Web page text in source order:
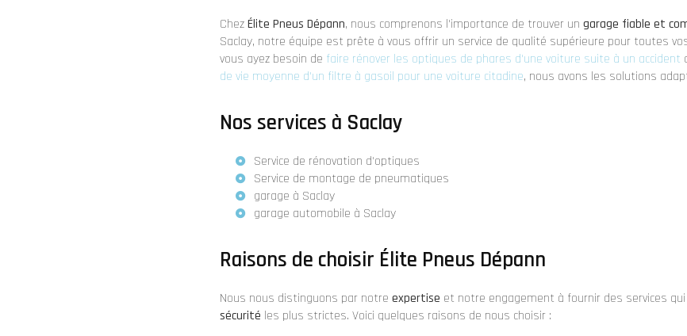
ChezÉlite Pneus Dépann, nous comprenons l'importance de trouver un garage fiable et
Saclay, notre équipe est prête à vous offrir un service de qualité supérieure pour toutes
vous ayez besoin de faire rénover les optiques de phares d'une voiture suite à un accident
de vie moyenne d'un filtre à gasoil pour une voiture citadine, nous avons les solutions
Nos services à Saclay
Service de rénovation d'optiques
Service de montage de pneumatiques
garage à Saclay
garage automobile à Saclay
Raisons de choisir Élite Pneus Dépann
Nous nous distinguons par notre expertise et notre engagement à fournir des services
sécurité les plus strictes. Voici quelques raisons de nous choisir :